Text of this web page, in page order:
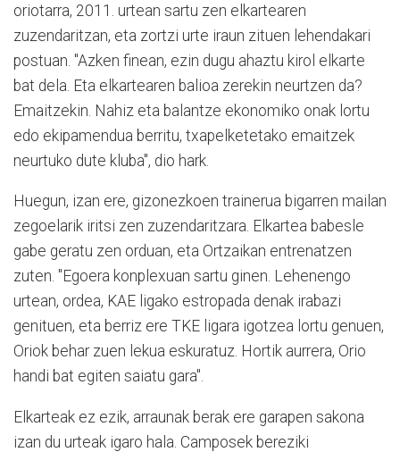
oriotarra, 2011. urtean sartu zen elkartearen
zuzendaritzan, eta zortzi urte iraun zituen lehendakari
postuan. "Azken finean, ezin dugu ahaztu kirol elkarte
bat dela. Eta elkartearen balioa zerekin neurtzen da?
Emaitzekin. Nahiz eta balantze ekonomiko onak lortu
edo ekipamendua berritu, txapelketetako emaitzek
neurtuko dute kluba", dio hark.
Huegun, izan ere, gizonezkoen trainerua bigarren mailan
zegoelarik iritsi zen zuzendaritzara. Elkartea babesle
gabe geratu zen orduan, eta Ortzaikan entrenatzen
zuten. "Egoera konplexuan sartu ginen. Lehenengo
urtean, ordea, KAE ligako estropada denak irabazi
genituen, eta berriz ere TKE ligara igotzea lortu genuen,
Oriok behar zuen lekua eskuratuz. Hortik aurrera, Orio
handi bat egiten saiatu gara".
Elkarteak ez ezik, arraunak berak ere garapen sakona
izan du urteak igaro hala. Camposek bereziki